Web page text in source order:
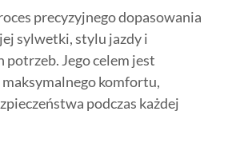
precyzyjnego dopasowania
sylwetki, stylu jazdy i
Jego celem jest
komfortu,
podczas każdej